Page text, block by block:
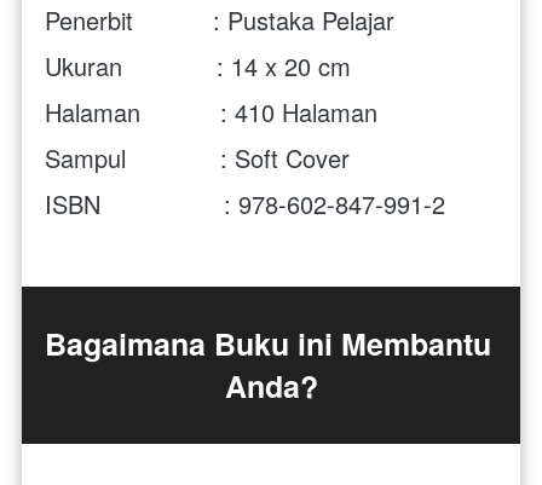
Penerbit           : Pustaka Pelajar
Ukuran             : 14 x 20 cm
Halaman           : 410 Halaman
Sampul             : Soft Cover
ISBN                 : 978-602-847-991-2
Bagaimana Buku ini Membantu
Anda?